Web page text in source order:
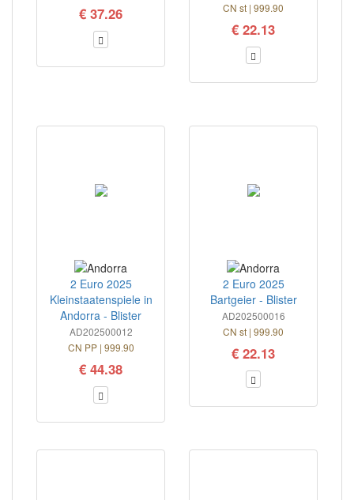
€ 37.26
CN st | 999.90
€ 22.13
2 Euro 2025
Kleinstaatenspiele in
Andorra - Blister
AD202500012
CN PP | 999.90
€ 44.38
2 Euro 2025
Bartgeier - Blister
AD202500016
CN st | 999.90
€ 22.13